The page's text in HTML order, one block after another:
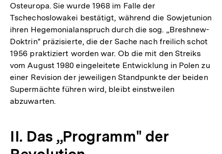
Osteuropa. Sie wurde 1968 im Falle der
Tschechoslowakei bestätigt, während die Sowjetunion
ihren Hegemonialanspruch durch die sog. „Breshnew-
Doktrin" präzisierte, die der Sache nach freilich schot
1956 praktiziert worden war. Ob die mit den Streiks
vom August 1980 eingeleitete Entwicklung in Polen zu
einer Revision der jeweiligen Standpunkte der beiden
Supermächte führen wird, bleibt einstweilen
abzuwarten.
II. Das „Programm" der